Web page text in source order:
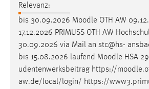
Relevanz:
bis 30.09.2026 Moodle OTH AW
17.12.2026 PRIMUSS OTH AW
30.09.2026 via Mail an stc@hs-
bis 15.08.2026 laufend Moodle HSA
udentenwerksbeitrag https://moodle
aw.de/local/login/ https://